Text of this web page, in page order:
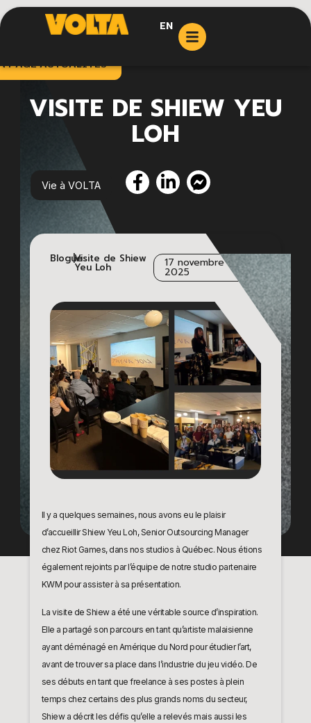
EN
PAGE ACTUALITÉS
VISITE DE SHIEW YEU
LOH
Vie à VOLTA
Blogue
|Visite de Shiew
Yeu Loh 17 novembre
2025
Il y a quelques semaines, nous avons eu le plaisir
d’accueillir Shiew Yeu Loh, Senior Outsourcing Manager
chez Riot Games, dans nos studios à Québec. Nous étions
également rejoints par l’équipe de notre studio partenaire
KWM pour assister à sa présentation.
La visite de Shiew a été une véritable source d’inspiration.
Elle a partagé son parcours en tant qu’artiste malaisienne
ayant déménagé en Amérique du Nord pour étudier l’art,
avant de trouver sa place dans l’industrie du jeu vidéo. De
ses débuts en tant que freelance à ses postes à plein
temps chez certains des plus grands noms du secteur,
Shiew a décrit les défis qu’elle a relevés mais aussi les